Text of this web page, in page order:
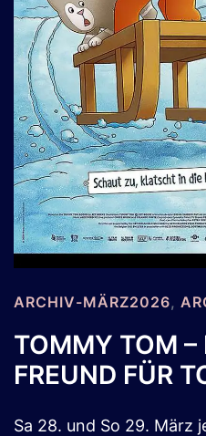
ARCHIV-MÄRZ2026,
TOMMY TOM –
FREUND FÜR
Sa 28. und So 29. März